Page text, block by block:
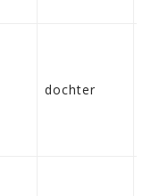
dochter